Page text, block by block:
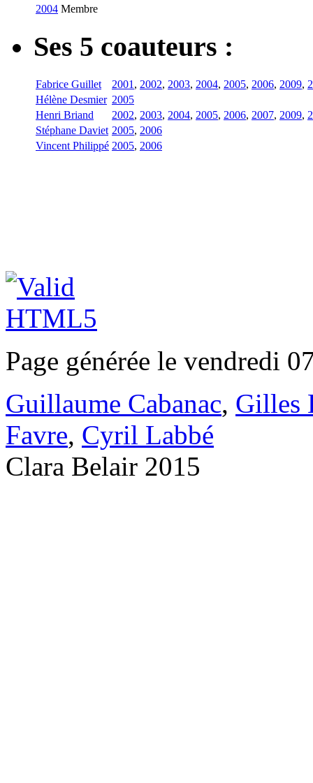
2004 Membre
Ses 5 coauteurs :
Fabrice Guillet 2001 , 2002, 2003, 2004, 2005, 2006, 2009,
Hélène Desmier 2005
Henri Briand
2002, 2003, 2004, 2005, 2006, 2007, 2009,
Stéphane Daviet 2005, 2006
Vincent Philippé 2005, 2006
Page générée le vendredi
Guillaume Cabanac, Gilles
Favre, Cyril Labbé
Clara Belair 2015